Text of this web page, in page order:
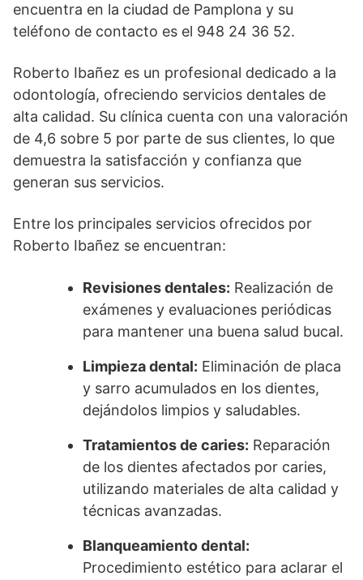
encuentra en la ciudad de Pamplona y su
teléfono de contacto es el 948 24 36 52.
Roberto Ibañez es un profesional dedicado a la
odontología, ofreciendo servicios dentales de
alta calidad. Su clínica cuenta con una valoración
de 4,6 sobre 5 por parte de sus clientes, lo que
demuestra la satisfacción y confianza que
generan sus servicios.
Entre los principales servicios ofrecidos por
Roberto Ibañez se encuentran:
Revisiones dentales: Realización de
exámenes y evaluaciones periódicas
para mantener una buena salud bucal.
Limpieza dental: Eliminación de placa
y sarro acumulados en los dientes,
dejándolos limpios y saludables.
Tratamientos de caries: Reparación
de los dientes afectados por caries,
utilizando materiales de alta calidad y
técnicas avanzadas.
Blanqueamiento dental:
Procedimiento estético para aclarar el